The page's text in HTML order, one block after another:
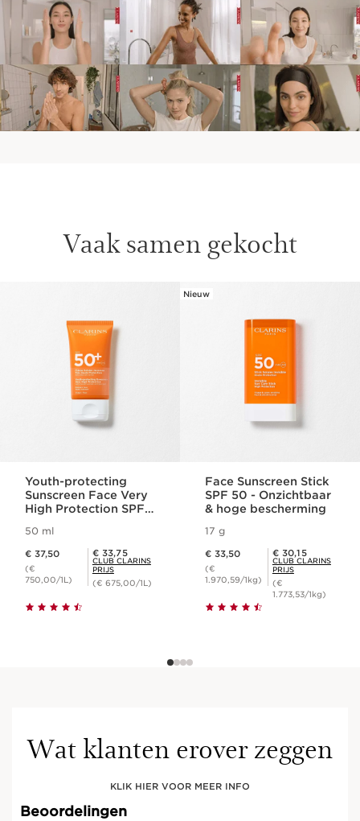
Vaak samen gekocht
Youth-protecting
Sunscreen Face Very
High Protection SPF
50 ml
€ 37,50
(€
750,00/1L)
Club Clarins Prijs € 33,75
€ 33,75
CLUB CLARINS
PRIJS
(€ 675,00/1L)
Nieuw
Face Sunscreen Stick
SPF 50 - Onzichtbaar
& hoge bescherming
17 g
€ 33,50
(€
1.970,59/1kg)
Club Clarins Prijs € 30,15
€ 30,15
CLUB CLARINS
PRIJS
(€
1.773,53/1kg)
Wat klanten erover zeggen
KLIK HIER VOOR MEER INFO